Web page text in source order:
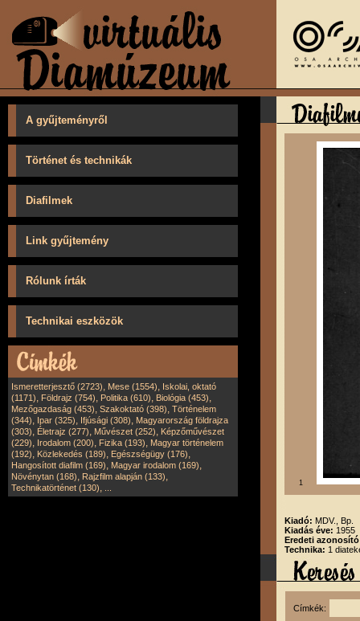
A gyűjteményről
Történet és technikák
Diafilmek
Link gyűjtemény
Rólunk írták
Technikai eszközök
Ismeretterjesztő (2723), Mese (1554), Iskolai, oktató
(1171), Földrajz (754), Politika (610), Biológia (453),
Mezőgazdaság (453), Szakoktató (398), Történelem
(344), Ipar (325), Ifjúsági (308), Magyarország földrajza
(303), Életrajz (277), Művészet (252), Képzőművészet
(229), Irodalom (200), Fizika (193), Magyar történelem
(192), Közlekedés (189), Egészségügy (176),
Hangosított diafilm (169), Magyar irodalom (169),
Növénytan (168), Rajzfilm alapján (133),
Technikatörténet (130), 1
Kiadó: MDV., Bp.
Kiadás éve: 1955
Eredeti
Technika: 1
Címkék: